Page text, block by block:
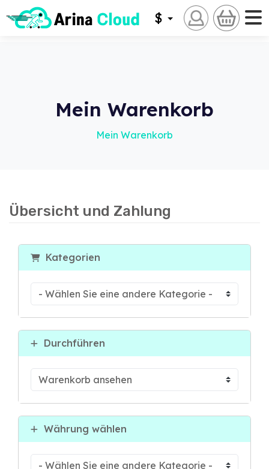
$
Mein Warenkorb
Mein Warenkorb
Übersicht und Zahlung
Kategorien
Durchführen
Währung wählen